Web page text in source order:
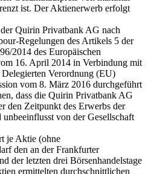
ist. Der Aktienerwerb erfolgt
Quirin Privatbank AG nach
Regelungen des Artikels 5 der
2014 des Europäischen
16. April 2014 in Verbindung mit
Verordnung (EU)
vom 8. März 2016 durchgeführt
dass die Quirin Privatbank AG
den Zeitpunkt des Erwerbs der
von der Gesellschaft
je Aktie (ohne
den an der Frankfurter
der letzten drei Börsenhandelstage
ermittelten durchschnittlichen